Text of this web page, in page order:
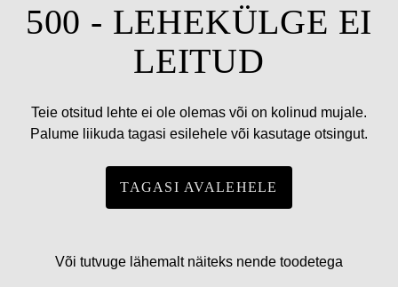
500 - LEHEKÜLGE EI
LEITUD
Teie otsitud lehte ei ole olemas või on kolinud mujale.
Palume liikuda tagasi esilehele või kasutage otsingut.
TAGASI AVALEHELE
Või tutvuge lähemalt näiteks nende toodetega